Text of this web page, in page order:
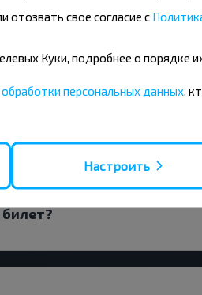
Телеханы?
свое согласие с
Куки, подробнее о
персональных данных ,
Настроить